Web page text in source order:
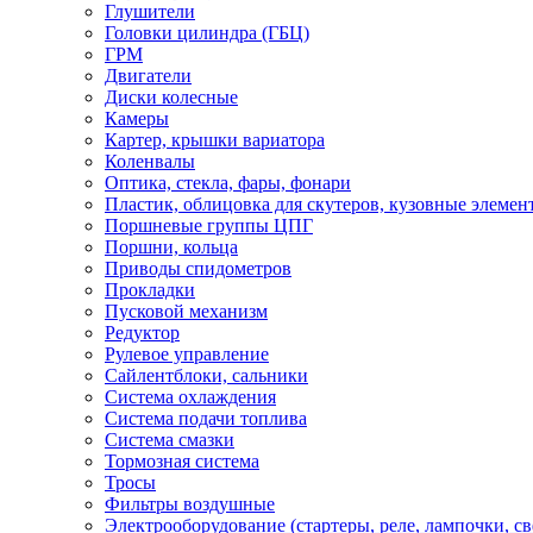
Глушители
Головки цилиндра (ГБЦ)
ГРМ
Двигатели
Диски колесные
Камеры
Картер, крышки вариатора
Коленвалы
Оптика, стекла, фары, фонари
Пластик, облицовка для скутеров, кузовные
Поршневые группы ЦПГ
Поршни, кольца
Приводы спидометров
Прокладки
Пусковой механизм
Редуктор
Рулевое управление
Сайлентблоки, сальники
Система охлаждения
Система подачи топлива
Система смазки
Тормозная система
Тросы
Фильтры воздушные
Электрооборудование (стартеры, реле, лампочки,